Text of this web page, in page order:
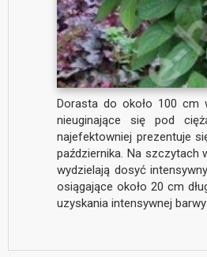
Dorasta do około 100 cm
nieuginające się pod
najefektowniej prezentuje
października. Na szczytach
wydzielają dosyć
osiągające około 20 cm
uzyskania intensywnej